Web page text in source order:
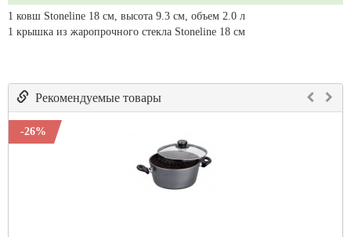
1 ковш Stoneline 18 см, высота 9.3 см, объем 2.0 л
1 крышка из жаропрочного стекла Stoneline 18 см
Рекомендуемые товары
-26%